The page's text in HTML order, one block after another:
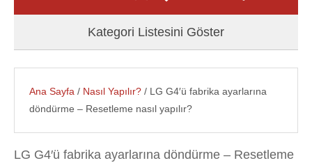
Kategori Listesini Göster
Ana Sayfa / Nasıl Yapılır? / LG G4′ü fabrika ayarlarına
döndürme – Resetleme nasıl yapılır?
LG G4′ü fabrika ayarlarına döndürme – Resetleme